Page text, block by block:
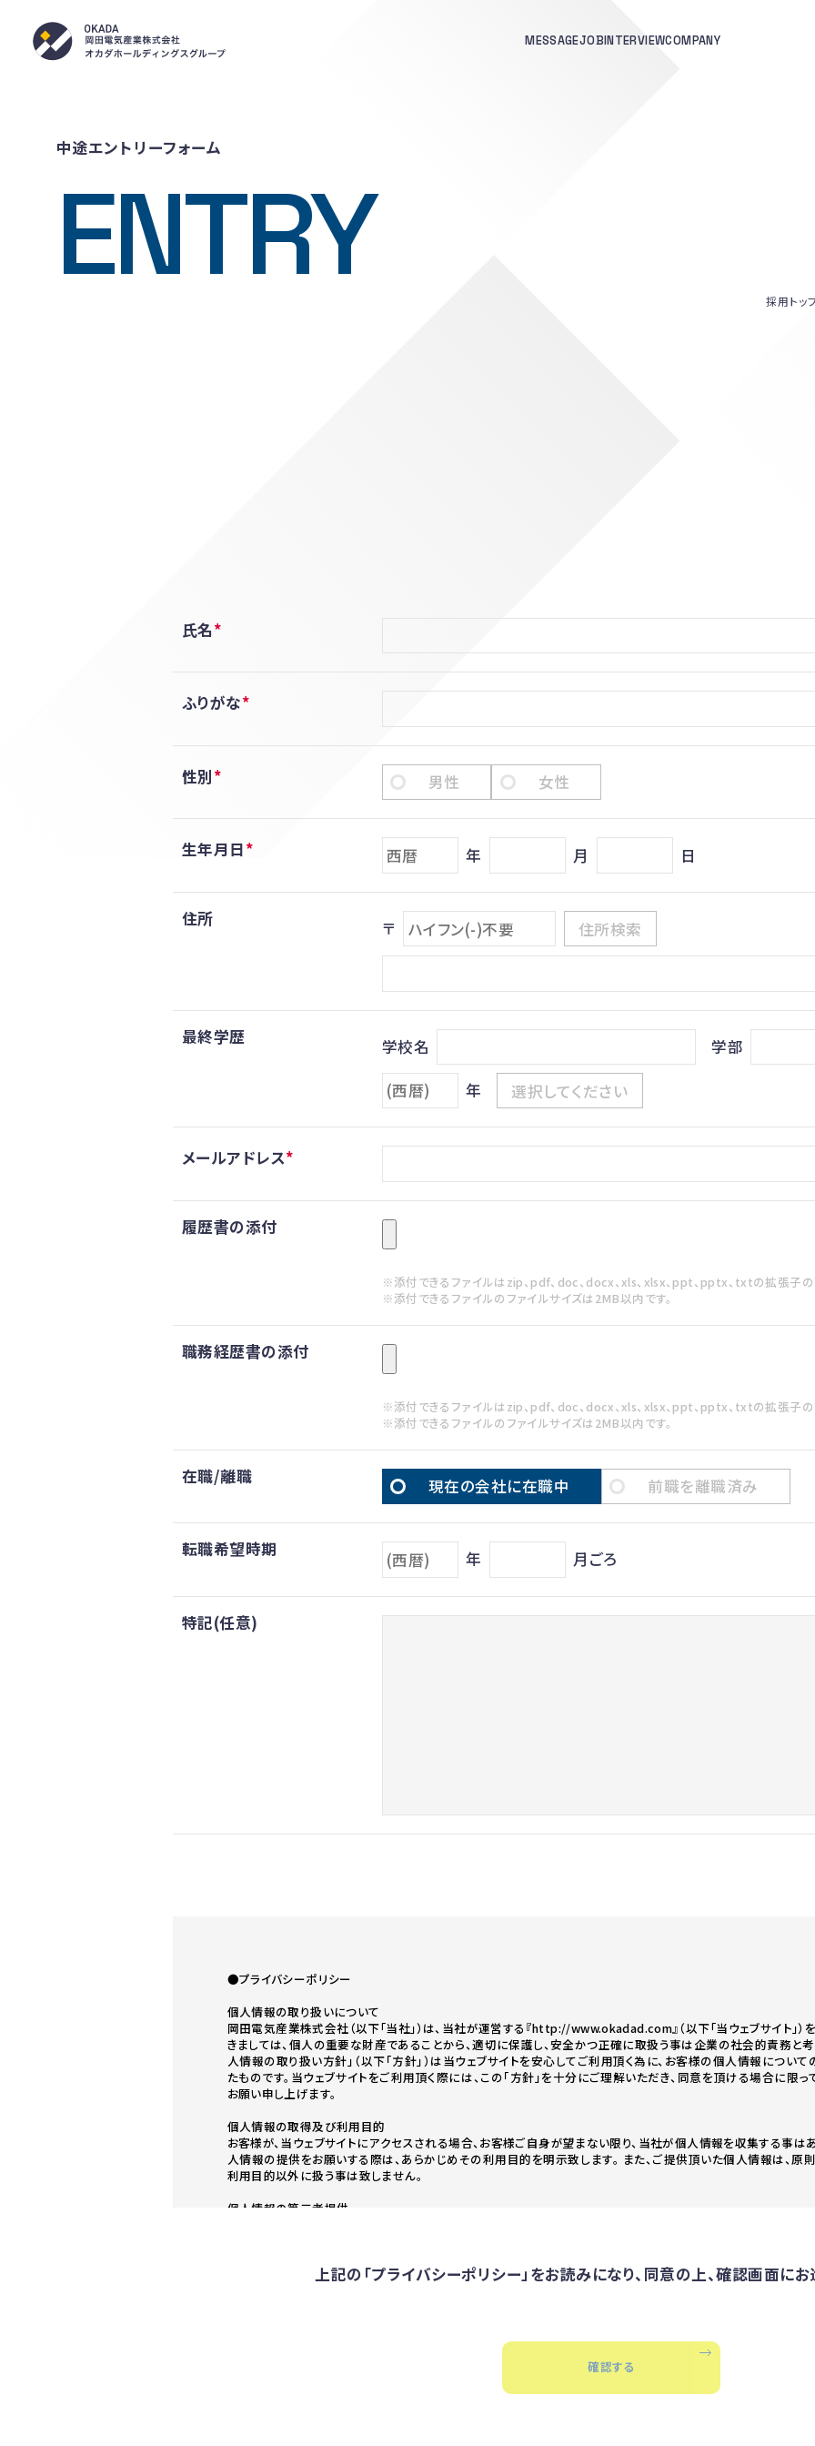
MESSAGEJOB INTERVIEWCOMPANY
中途エントリーフォーム
ENTRY 採用トッ
氏名
ふりがな
性別 男性 女性
生年月日 年 月 日
住所 〒 住所検索
最終学歴 学校名
学部
年
メールアドレス
履歴書の添付
※添付できるファイルはzip、pdf、doc、docx、xls、xlsx、ppt、pptx、txtの拡張子の
※添付できるファイルのファイルサイズは2MB以内です。
職務経歴書の添付
※添付できるファイルはzip、pdf、doc、docx、xls、xlsx、ppt、pptx、txtの拡張子の
※添付できるファイルのファイルサイズは2MB以内です。
在職/離職 現在の会社に在職中 前職を離職済み
転職希望時期 年 月ごろ
特記(任意)
●プライバシーポリシー
個人情報の取り扱いについて
岡田電気産業株式会社（以下｢当社｣）は、当社が運営する『http://www.okadad.com』（以下｢当ウェブサイト｣
きましては、個人の重要な財産であることから、適切に保護し、安全かつ正確に取扱う事は企業の社会的責務と考
人情報の取り扱い方針」（以下「方針」）は当ウェブサイトを安心してご利用頂く為に、お客様の個人情報につい
たものです。当ウェブサイトをご利用頂く際には、この「方針」を十分にご理解いただき、同意を頂ける場合に限
お願い申し上げます。
個人情報の取得及び利用目的
お客様が、当ウェブサイトにアクセスされる場合、お客様ご自身が望まない限り、当社が個人情報を収集する事は
人情報の提供をお願いする際は、あらかじめその利用目的を明示致します。 また、ご提供頂いた個人情報は、原
利用目的以外に扱う事は致しません。
個人情報の第三者提供
下記の個人情報保護方針は、当社のお取引先様、当社の社員、及びそれ以外で当社に関係するすべての方々か
対象として、当社の個人情報に関する基本的な考え方をご説明させていただくものです。
上記の「プライバシーポリシー」をお読みになり、同意の上、確認画面にお
確認する